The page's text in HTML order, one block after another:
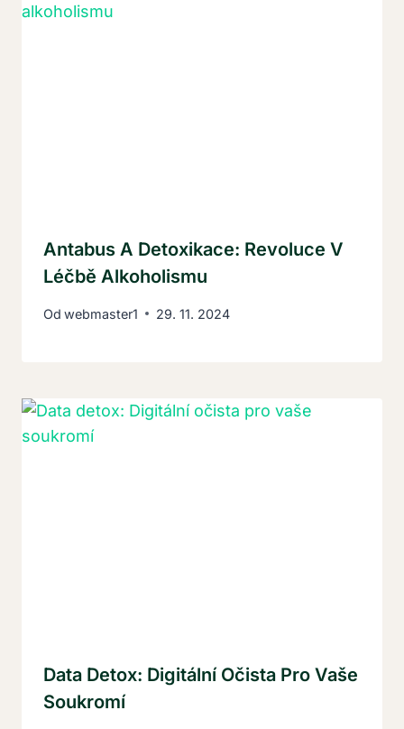
Antabus A Detoxikace: Revoluce V
Léčbě Alkoholismu
Od webmaster1 29. 11. 2024
Data Detox: Digitální Očista Pro Vaše
Soukromí